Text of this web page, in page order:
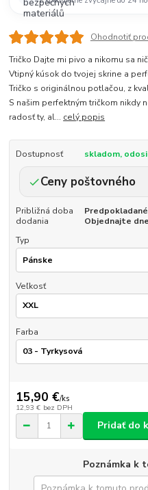
Ohodnotiť
Tričko Dajte mi pivo a nikomu sa
Vtipný kúsok do tvojej skrine a
Tričko s originálnou potlačou, z
S našim perfektným tričkom nikdy
radosť ty, al... celý popis
Dostupnosť skladom,
Ceny poštovného
Približná doba
dodania
Objednajte
Typ
Veľkosť
Farba
15,90 €/ks
12,93 € bez DPH
Pridať do
Poznámka k